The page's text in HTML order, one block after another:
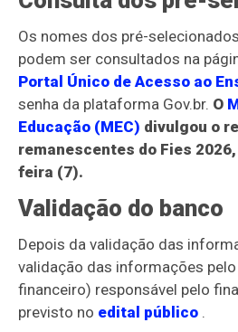
Os nomes dos pré-
podem ser consultados na
Portal Único de Acesso ao
senha da plataforma Gov.br. O
Educação (MEC) divulgou o
remanescentes do Fies
feira (7).
Validação do banco
Depois da validação das
validação das informações
financeiro) responsável pelo
previsto no edital público .